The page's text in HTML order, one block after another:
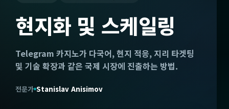
현지화 및 스케일링
Telegram 카지노가 다국어, 현지 적응, 지리 타겟팅
및 기술 확장과 같은 국제 시장에 진출하는 방법.
전문가 Stanislav Anisimov